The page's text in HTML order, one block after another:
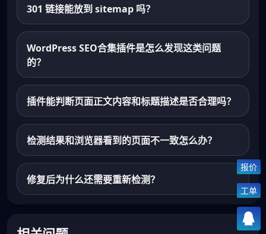
301 链接能放到 sitemap 吗？
WordPress SEO合集插件是怎么发现这类问题
的？
插件能判断页面正文内容和标题描述是否合理吗？
检测结果和浏览器看到的页面不一致怎么办？
修复后为什么还需要重新检测？
报价
工单